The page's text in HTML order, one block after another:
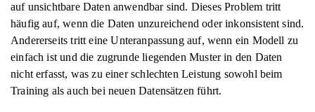
auf unsichtbare Daten anwendbar sind. Dieses Problem tritt
häufig auf, wenn die Daten unzureichend oder inkonsistent sind.
Andererseits tritt eine Unteranpassung auf, wenn ein Modell zu
einfach ist und die zugrunde liegenden Muster in den Daten
nicht erfasst, was zu einer schlechten Leistung sowohl beim
Training als auch bei neuen Datensätzen führt.